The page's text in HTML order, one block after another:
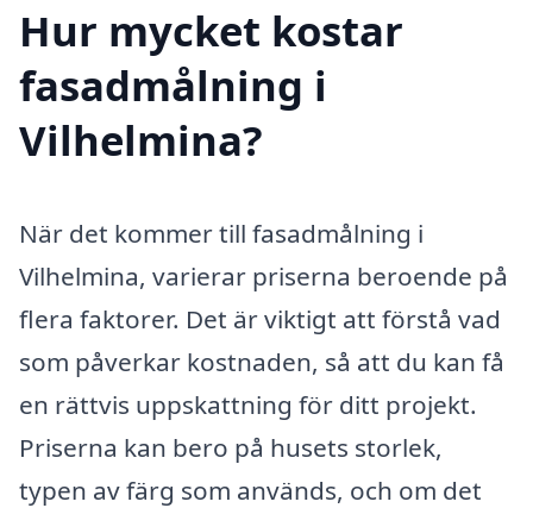
Hur mycket kostar
fasadmålning i
Vilhelmina?
När det kommer till fasadmålning i
Vilhelmina, varierar priserna beroende på
flera faktorer. Det är viktigt att förstå vad
som påverkar kostnaden, så att du kan få
en rättvis uppskattning för ditt projekt.
Priserna kan bero på husets storlek,
typen av färg som används, och om det